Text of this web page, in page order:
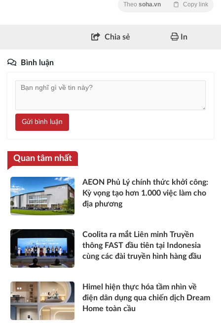
Theo soha.vn Copy link
Chia sẻ In
Bình luận
Gửi bình luận
Quan tâm nhất
AEON Phủ Lý chính thức khởi công:
Kỳ vọng tạo hơn 1.000 việc làm cho
địa phương
Coolita ra mắt Liên minh Truyền
thông FAST đầu tiên tại Indonesia
cùng các đài truyền hình hàng đầu
Himel hiện thực hóa tầm nhìn về
điện dân dụng qua chiến dịch Dream
Home toàn cầu